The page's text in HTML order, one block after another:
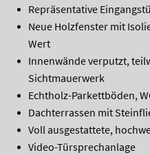
Repräsentative
Neue Holzfenster mit
Wert
Innenwände verputzt,
Sichtmauerwerk
Echtholz-Parkettböden,
Dachterrassen mit
Voll ausgestattete,
Video-Türsprechanlage